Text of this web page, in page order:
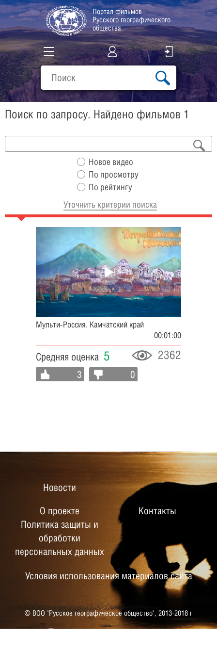
Портал фильмов
Русского географического
общества
Все фильмы
Подборки
О проекте
Поиск по запросу. Найдено фильмов 1
Новое видео
По просмотру
По рейтингу
Уточнить критерии поиска
Мульти-Россия. Камчатский край
00:01:00
Средняя оценка 5 2362
3 0
Новости
Условия использования материалов сайта
О проекте
Контакты
Политика защиты и
обработки
персональных данных
© ВОО "Русское географическое общество", 2013-2018 г